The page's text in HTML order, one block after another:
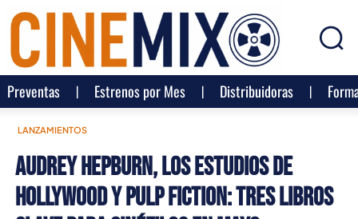
Preventas Estrenos por Mes Distribuidoras
LANZAMIENTOS
Audrey Hepburn, los estudios de
Hollywood y Pulp Fiction: tres libros